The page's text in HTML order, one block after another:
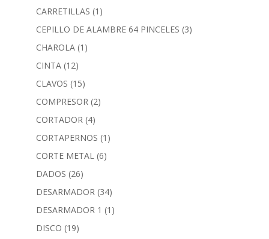
CARRETILLAS (1)
CEPILLO DE ALAMBRE 64 PINCELES (3)
CHAROLA (1)
CINTA (12)
CLAVOS (15)
COMPRESOR (2)
CORTADOR (4)
CORTAPERNOS (1)
CORTE METAL (6)
DADOS (26)
DESARMADOR (34)
DESARMADOR 1 (1)
DISCO (19)